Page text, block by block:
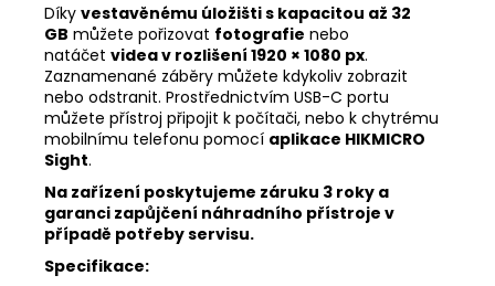
Díky vestavěnému úložišti s kapacitou až 32
GB můžete pořizovat fotografie nebo
natáčet videa v rozlišení 1920 × 1080 px.
Zaznamenané záběry můžete kdykoliv zobrazit
nebo odstranit. Prostřednictvím USB-C portu
můžete přístroj připojit k počítači, nebo k chytrému
mobilnímu telefonu pomocí aplikace HIKMICRO
Sight.
Na zařízení poskytujeme záruku 3 roky a
garanci zapůjčení náhradního přístroje v
případě potřeby servisu.
Specifikace: